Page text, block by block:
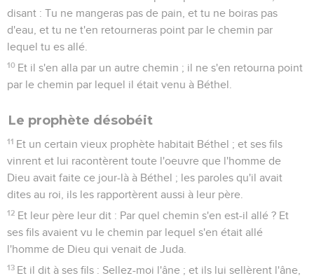
disant : Tu ne mangeras pas de pain, et tu ne boiras pas
d'eau, et tu ne t'en retourneras point par le chemin par
lequel tu es allé.
10 Et il s'en alla par un autre chemin ; il ne s'en retourna point
par le chemin par lequel il était venu à Béthel.
Le prophète désobéit
11 Et un certain vieux prophète habitait Béthel ; et ses fils
vinrent et lui racontèrent toute l'oeuvre que l'homme de
Dieu avait faite ce jour-là à Béthel ; les paroles qu'il avait
dites au roi, ils les rapportèrent aussi à leur père.
12 Et leur père leur dit : Par quel chemin s'en est-il allé ? Et
ses fils avaient vu le chemin par lequel s'en était allé
l'homme de Dieu qui venait de Juda.
13 Et il dit à ses fils : Sellez-moi l'âne ; et ils lui sellèrent l'âne,